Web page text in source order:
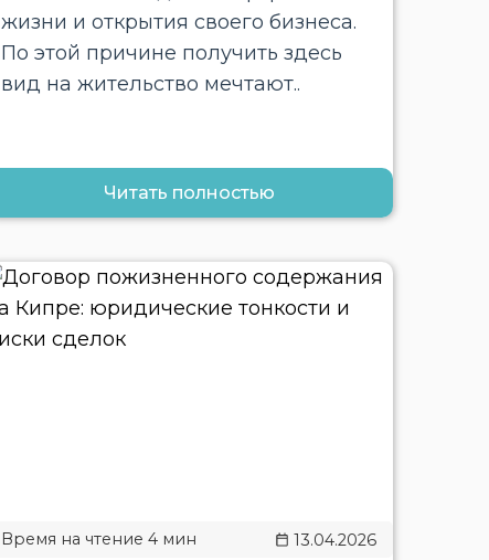
жизни и открытия своего бизнеса.
По этой причине получить здесь
вид на жительство мечтают..
Читать полностью
13.04.2026